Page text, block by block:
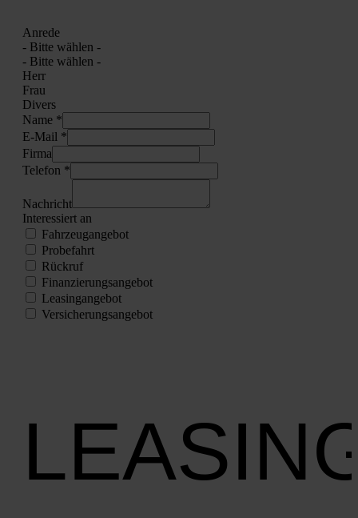
Anre­de
- Bit­te wäh­len -
- Bit­te wäh­len -
Herr
Frau
Divers
Name *
E‑Mail *
Fir­ma
Tele­fon *
Nach­richt
Inter­es­siert an
Fahr­zeug­an­ge­bot
Pro­be­fahrt
Rück­ruf
Finan­zie­rungs­an­ge­bot
Lea­sing­an­ge­bot
Ver­si­che­rungs­an­ge­bot